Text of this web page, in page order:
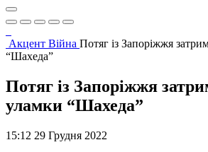
Акцент Війна Потяг із Запоріжжя
“Шахеда”
Потяг із Запоріжжя
уламки “Шахеда”
15:12 29 Грудня 2022